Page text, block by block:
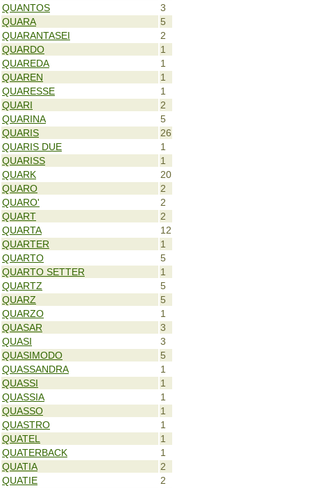
QUANTOS
3
QUARA
5
QUARANTASEI
2
QUARDO
1
QUAREDA
1
QUAREN
1
QUARESSE
1
QUARI
2
QUARINA
5
QUARIS
26
QUARIS DUE
1
QUARISS
1
QUARK
20
QUARO
2
QUARO'
2
QUART
2
QUARTA
12
QUARTER
1
QUARTO
5
QUARTO SETTER
1
QUARTZ
5
QUARZ
5
QUARZO
1
QUASAR
3
QUASI
3
QUASIMODO
5
QUASSANDRA
1
QUASSI
1
QUASSIA
1
QUASSO
1
QUASTRO
1
QUATEL
1
QUATERBACK
1
QUATIA
2
QUATIE
2